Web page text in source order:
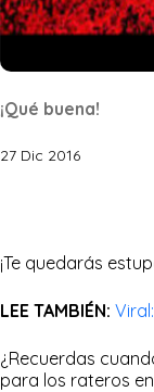
¡Qué buena!
27 Dic 2016
¡Te quedarás
LEE TAMBIÉN:
¿Recuerdas
para los rateros